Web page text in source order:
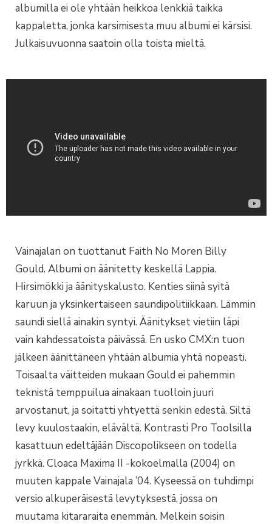
albumilla ei ole yhtään heikkoa lenkkiä taikka
kappaletta, jonka karsimisesta muu albumi ei kärsisi.
Julkaisuvuonna saatoin olla toista mieltä.
Vainajalan on tuottanut Faith No Moren Billy
Gould. Albumi on äänitetty keskellä Lappia.
Hirsimökki ja äänityskalusto. Kenties siinä syitä
karuun ja yksinkertaiseen saundipolitiikkaan. Lämmin
saundi siellä ainakin syntyi. Äänitykset vietiin läpi
vain kahdessatoista päivässä. En usko CMX:n tuon
jälkeen äänittäneen yhtään albumia yhtä nopeasti.
Toisaalta väitteiden mukaan Gould ei pahemmin
teknistä temppuilua ainakaan tuolloin juuri
arvostanut, ja soitatti yhtyettä senkin edestä. Siltä
levy kuulostaakin, elävältä. Kontrasti Pro Toolsilla
kasattuun edeltäjään Discopolikseen on todella
jyrkkä. Cloaca Maxima II -kokoelmalla (2004) on
muuten kappale Vainajala ’04. Kyseessä on tuhdimpi
versio alkuperäisestä levytyksestä, jossa on
muutama kitararaita enemmän. Melkein soisin